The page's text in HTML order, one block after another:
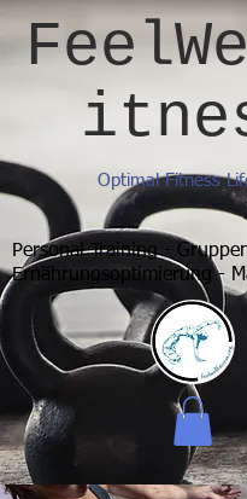
Optimal Fitness
Personal Training -
Ernährungsoptimierung -